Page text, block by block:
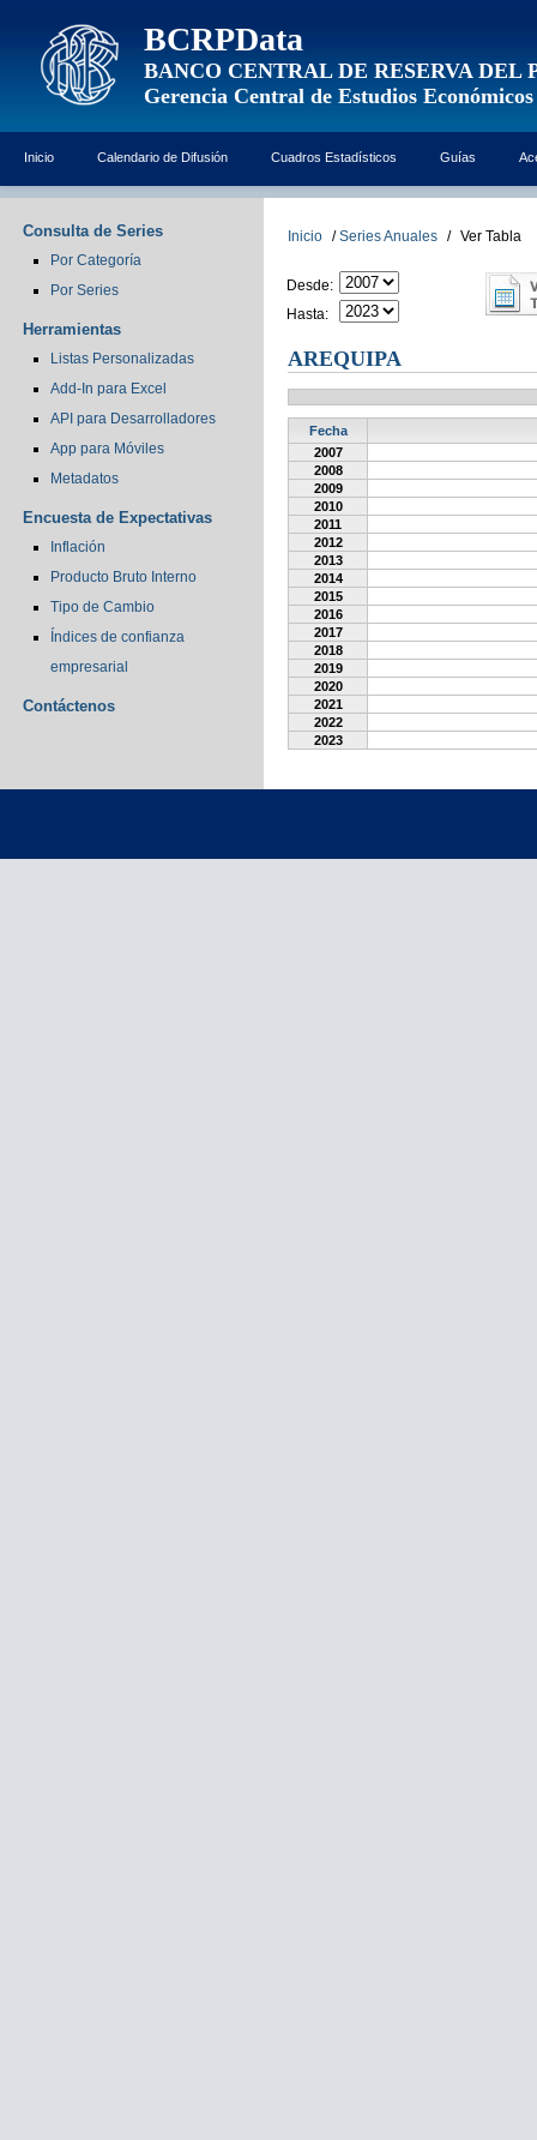
BCRPData
BANCO CENTRAL DE RESERVA DEL
Gerencia Central de Estudios Económicos
Inicio Calendario de Difusión Cuadros Estadísticos Guías
Consulta de Series
Por Categoría
Por Series
Herramientas
Listas Personalizadas
Add-In para Excel
API para Desarrolladores
App para Móviles
Metadatos
Encuesta de Expectativas
Inflación
Producto Bruto Interno
Tipo de Cambio
Índices de confianza
empresarial
Contáctenos
Inicio / Series Anuales / Ver Tabla
Desde:
Hasta:
AREQUIPA
Fecha
2007
2008
2009
2010
2011
2012
2013
2014
2015
2016
2017
2018
2019
2020
2021
2022
2023